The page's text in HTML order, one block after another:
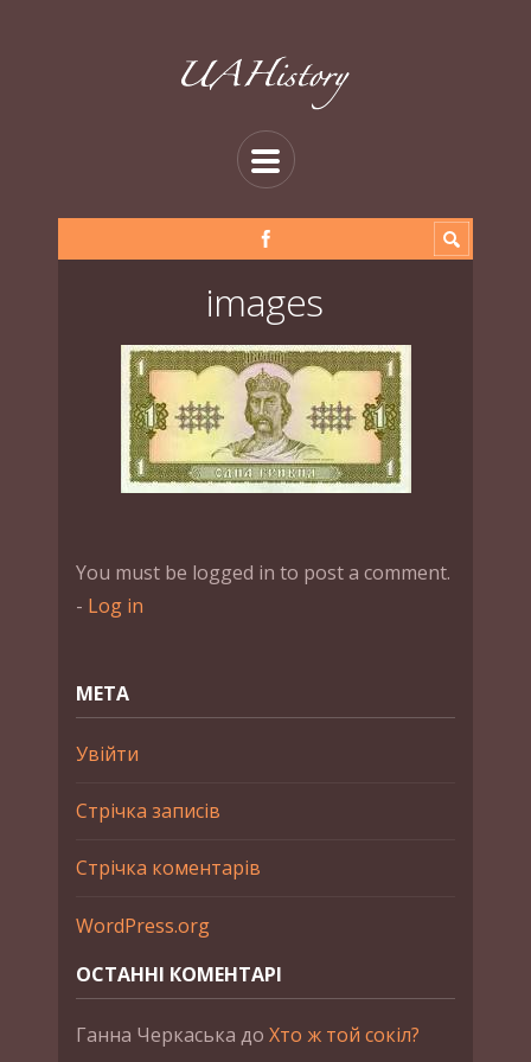
images
You must be logged in to post a comment.
- Log in
МЕТА
Увійти
Стрічка записів
Стрічка коментарів
WordPress.org
ОСТАННІ КОМЕНТАРІ
Ганна Черкаська до Хто ж той сокіл?